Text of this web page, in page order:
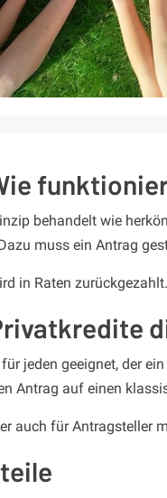
behandelt wie
muss ein Antrag
in Raten
jeden geeignet, der
Antrag auf einen
auch für Antragsteller